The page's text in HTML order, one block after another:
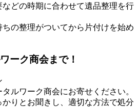
どの時期に合わせて遺品整理を行
の整理がついてから片付けを始め
ーク商会まで！
ルワーク商会にお寄せください。
りとお聞きし、適切な方法で処分